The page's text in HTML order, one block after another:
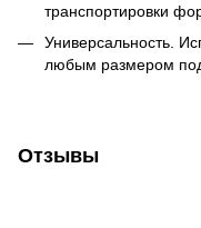
транспортировки
Универсальность.
любым размером
Отзывы